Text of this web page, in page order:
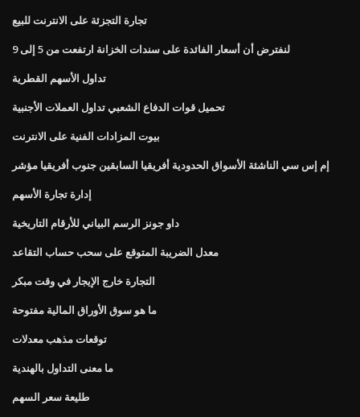
تجارة التجزئة على الانترنت للبيع
لنفترض أن أسعار الفائدة على سندات الخزانة ارتفعت من 5 إلى 9
تداول الأسهم القطرية
تحميل قوات الدفاع الشعبي تداول العملات الأجنبية
بيوت المزادات الفنية على الانترنت
إم إس سي الناشئة الأسواق الحدودية أفريقيا السابقين جنوب أفريقيا مؤشر
إدارة تجارة الأسهم
داو جونز الرسم البياني للأرقام التاريخية
معدل الضريبة المتوقع على سحب حساب التقاعد
التجارة خارج الإيجار في وقت مبكر
ما هو سوق الأوراق المالية مفتوحة
توقعات مذهب معدلات
ما معنى التداول بالهندية
طليعة سعر السهم